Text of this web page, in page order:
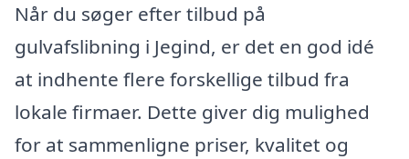
Når du søger efter tilbud på
gulvafslibning i Jegind, er det en god idé
at indhente flere forskellige tilbud fra
lokale firmaer. Dette giver dig mulighed
for at sammenligne priser, kvalitet og